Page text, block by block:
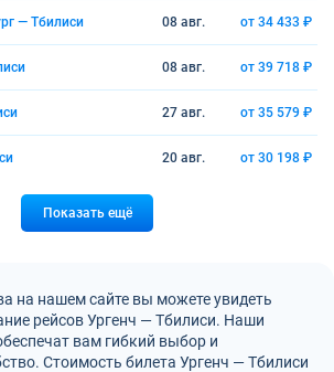
— Тбилиси 08 авг. от 34 433 ₽
08 авг. от 39 718 ₽
27 авг. от 35 579 ₽
20 авг. от 30 198 ₽
Показать ещё
на нашем сайте вы можете увидеть
рейсов Ургенч — Тбилиси. Наши
вам гибкий выбор и
Стоимость билета Ургенч — Тбилиси